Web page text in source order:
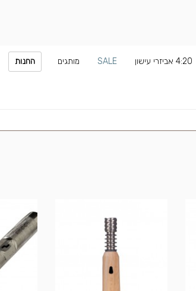
4:20 אביזרי עישון SALE מותגים החנות